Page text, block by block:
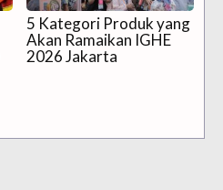
5 Kategori Produk yang
Akan Ramaikan IGHE
2026 Jakarta